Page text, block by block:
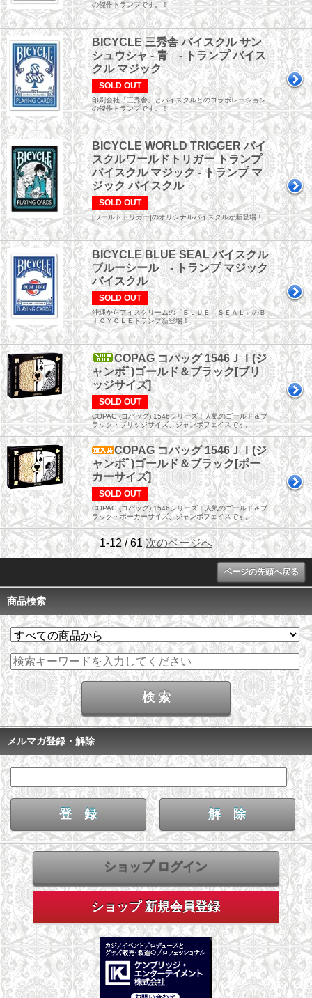
の傑作トランプです。！
BICYCLE 三秀舎 バイスクル サン
シュウシャ - 青 - トランプ バイス
クル マジック
SOLD OUT
印刷会社「三秀舎」とバイスクルとのコラボレーション
の傑作トランプです。！
BICYCLE WORLD TRIGGER バイ
スクルワールドトリガー トランプ
バイスクル マジック - トランプ マ
ジック バイスクル
SOLD OUT
[ワールドトリガー]のオリジナルバイスクルが新登場！
BICYCLE BLUE SEAL バイスクル
ブルーシール - トランプ マジック
バイスクル
SOLD OUT
沖縄からアイスクリームの「ＢＬＵＥ ＳＥＡＬ」のＢ
ＩＣＹＣＬＥトランプ新登場！
COPAG コパッグ 1546ＪＩ(ジ
ャンボﾞ)ゴールド＆ブラック[ブリ
ッジサイズ]
SOLD OUT
COPAG (コパッグ) 1546シリーズ！人気のゴールド＆ブ
ラック・ブリッジサイズ、ジャンボフェイスです。
COPAG コパッグ 1546ＪＩ(ジ
ャンボﾞ)ゴールド＆ブラック[ポー
カーサイズ]
SOLD OUT
COPAG (コパッグ) 1546シリーズ！人気のゴールド＆ブ
ラック・ポーカーサイズ、ジャンボフェイスです。
1-12 / 61次のページへ
ページの先頭へ戻る
商品検索
メルマガ登録・解除
ショップ ログイン
ショップ 新規会員登録